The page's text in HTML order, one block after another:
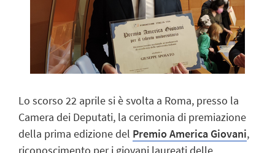
Lo scorso 22 aprile si è svolta a Roma, presso la
Camera dei Deputati, la cerimonia di premiazione
della prima edizione del Premio America Giovani,
riconoscimento per i giovani laureati delle